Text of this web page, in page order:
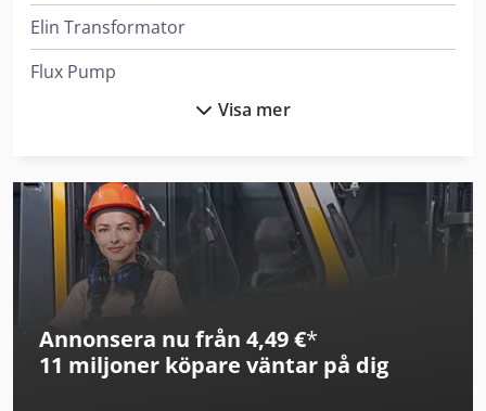
Elin Transformator
Flux Pump
Heidenreich & Harbeck Maskiner För Djuphålsborrning
Hp Skrivare
Ingersoll Rand Kompressorer
Leif & Lorentz Spridare För Lim
Liebherr Kylskåp
Visa mer
Annonsera nu från 4,49 €*
11 miljoner köpare väntar på dig